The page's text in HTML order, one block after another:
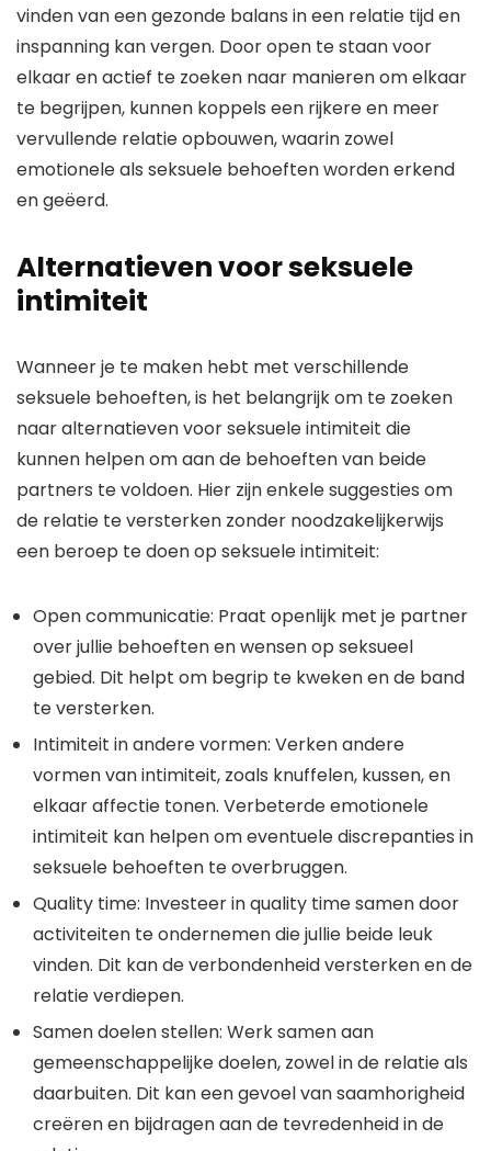
vinden van een gezonde balans in een relatie tijd en
inspanning kan vergen. Door open te staan voor
elkaar en actief te zoeken naar manieren om elkaar
te begrijpen, kunnen koppels een rijkere en meer
vervullende relatie opbouwen, waarin zowel
emotionele als seksuele behoeften worden erkend
en geëerd.
Alternatieven voor seksuele
intimiteit
Wanneer je te maken hebt met verschillende
seksuele behoeften, is het belangrijk om te zoeken
naar alternatieven voor seksuele intimiteit die
kunnen helpen om aan de behoeften van beide
partners te voldoen. Hier zijn enkele suggesties om
de relatie te versterken zonder noodzakelijkerwijs
een beroep te doen op seksuele intimiteit:
Open communicatie: Praat openlijk met je partner
over jullie behoeften en wensen op seksueel
gebied. Dit helpt om begrip te kweken en de band
te versterken.
Intimiteit in andere vormen: Verken andere
vormen van intimiteit, zoals knuffelen, kussen, en
elkaar affectie tonen. Verbeterde emotionele
intimiteit kan helpen om eventuele discrepanties in
seksuele behoeften te overbruggen.
Quality time: Investeer in quality time samen door
activiteiten te ondernemen die jullie beide leuk
vinden. Dit kan de verbondenheid versterken en de
relatie verdiepen.
Samen doelen stellen: Werk samen aan
gemeenschappelijke doelen, zowel in de relatie als
daarbuiten. Dit kan een gevoel van saamhorigheid
creëren en bijdragen aan de tevredenheid in de